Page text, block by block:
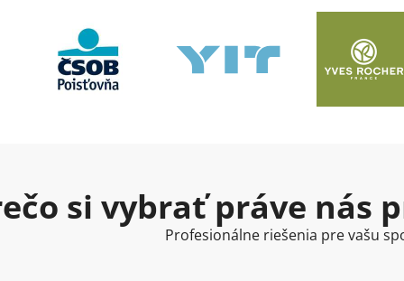
si vybrať práve nás
Profesionálne riešenia pre vašu